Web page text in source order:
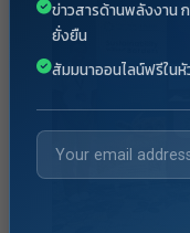
ข่าวสารด้านพลังงาน
ยั่งยืน
สัมมนาออนไลน์ฟรีใน